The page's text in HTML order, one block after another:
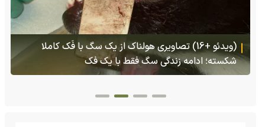
(ویدئو) تولد یک گکوی دو سر در پنسیلوانیا